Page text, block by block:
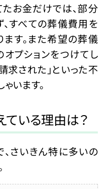
お金だけでは、部分
すべての葬儀費用を
す。また希望の葬儀
オプションをつけてし
求された」といった不
います。
いる理由は？
さいきん特に多いの